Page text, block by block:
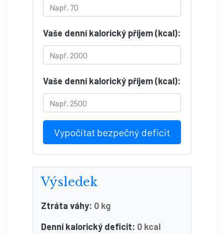
Vaše denní kalorický příjem (kcal):
Vaše denní kalorický příjem (kcal):
Vypočítat bezpečný deficit
Výsledek
Ztráta váhy: 0 kg
Denní kalorický deficit: 0 kcal